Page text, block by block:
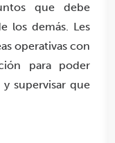
que debe
los demás. Les
operativas con
para poder
supervisar que